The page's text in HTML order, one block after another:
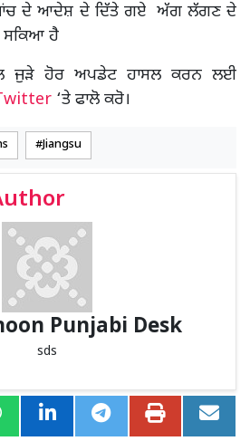
ਦੇ ਆਦੇਸ਼ ਦੇ ਦਿੱਤੇ ਗਏ ਅੱਗ ਲੱਗਣ ਦੇ
ਸਕਿਆ ਹੈ
ਜੁੜੇ ਹੋਰ ਅਪਡੇਟ ਹਾਸਲ ਕਰਨ ਲਈ
‘ਤੇ ਫਾਲੋ ਕਰੋ।
Jiangsu
Punjabi Desk
sds